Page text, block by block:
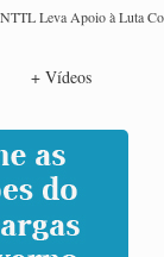
Leva Apoio à Luta
e cobram diálogo com
participam de debate
para transporte
+ Vídeos